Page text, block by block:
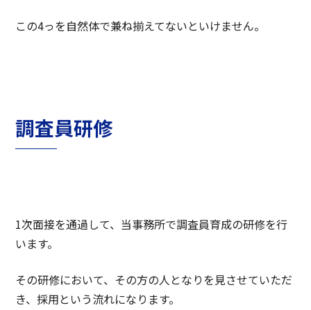
この4っを自然体で兼ね揃えてないといけません。
調査員研修
1次面接を通過して、当事務所で調査員育成の研修を行
います。
その研修において、その方の人となりを見させていただ
き、採用という流れになります。